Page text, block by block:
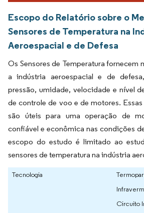
Escopo do Relatório sobre o
Sensores de Temperatura na
Aeroespacial e de Defesa
Os Sensores de Temperatura fornecem
a indústria aeroespacial e de
pressão, umidade, velocidade e nível
de controle de voo e de motores.
são úteis para uma operação de
confiável e econômica nas condições
escopo do estudo é limitado ao
sensores de temperatura na indústria
Tecnologia
Termopar
Circuito